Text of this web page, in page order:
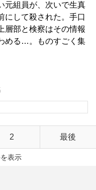
元組員が、次いで生真
にして殺された。手口
層部と検察はその情報
める…。ものすごく集
2 最後
表示